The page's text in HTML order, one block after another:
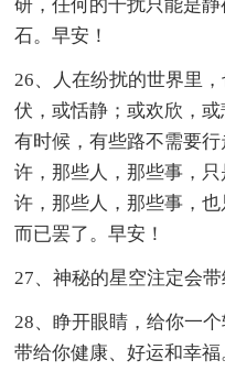
研，任何的干扰只能是
石。早安！
26、人在纷扰的世界里
伏，或恬静；或欢欣，或
有时候，有些路不需要
许，那些人，那些事，
许，那些人，那些事，
而已罢了。早安！
27、神秘的星空注定会
28、睁开眼睛，给你一
带给你健康、好运和幸